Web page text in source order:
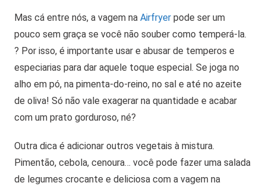
Mas cá entre nós, a vagem na Airfryer pode ser um
pouco sem graça se você não souber como temperá-la.
? Por isso, é importante usar e abusar de temperos e
especiarias para dar aquele toque especial. Se joga no
alho em pó, na pimenta-do-reino, no sal e até no azeite
de oliva! Só não vale exagerar na quantidade e acabar
com um prato gorduroso, né?
Outra dica é adicionar outros vegetais à mistura.
Pimentão, cebola, cenoura… você pode fazer uma salada
de legumes crocante e deliciosa com a vagem na